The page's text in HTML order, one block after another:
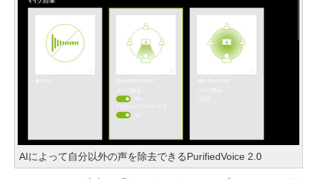
AIによって自分以外の声を除去できるPurifiedVoice 2.0